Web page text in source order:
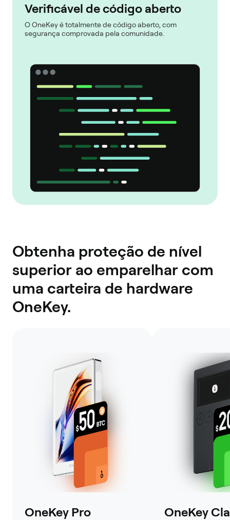
Verificável de código aberto
O OneKey é totalmente de código aberto, com
segurança comprovada pela comunidade.
Obtenha proteção de nível
superior ao emparelhar com
uma carteira de hardware
OneKey.
OneKey Pro OneKey